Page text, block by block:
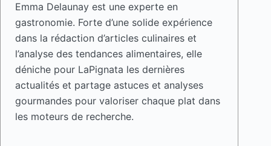
Emma Delaunay est une experte en
gastronomie. Forte d’une solide expérience
dans la rédaction d’articles culinaires et
l’analyse des tendances alimentaires, elle
déniche pour LaPignata les dernières
actualités et partage astuces et analyses
gourmandes pour valoriser chaque plat dans
les moteurs de recherche.